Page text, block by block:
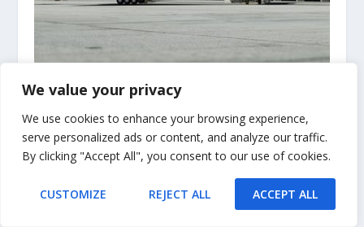
We value your privacy
We use cookies to enhance your browsing experience,
serve personalized ads or content, and analyze our traffic.
By clicking "Accept All", you consent to our use of cookies.
CUSTOMIZE REJECT ALL ACCEPT ALL
Boom Supersonic otkrio nove detalje svog
nadzvučnog putničkog zrakoplova
27. lipnja 2023.